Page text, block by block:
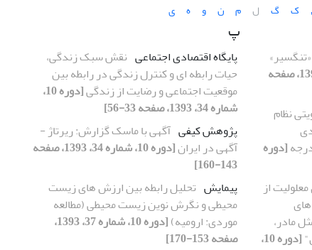
ک گ ل م ن و ه ی
[دوره 10، شماره 36، 1393، صفحه
نظام
[دوره
از
مادر،
[دوره 10،
پ
پایگاه اقتصادی اجتماعی نقش سبک زندگی،
حیات رابطه ای و کنترل زندگی در رابطه بین
موقعیت اجتماعی و رضایت از زندگی
[دوره 10،
شماره 34، 1393، صفحه 33-56]
پژوهش کیفی آگهی با ماسک گزارش: ریرتاژ -
آگهی در ایران
[دوره 10، شماره 34، 1393، صفحه
143-160]
پیمایش تحلیل رابطه بین ارزش های زیست
محیطی و نگرش نوین زیست محیطی (مطالعه
موردی: ارومیه)
[دوره 10، شماره 37، 1393،
صفحه 153-170]